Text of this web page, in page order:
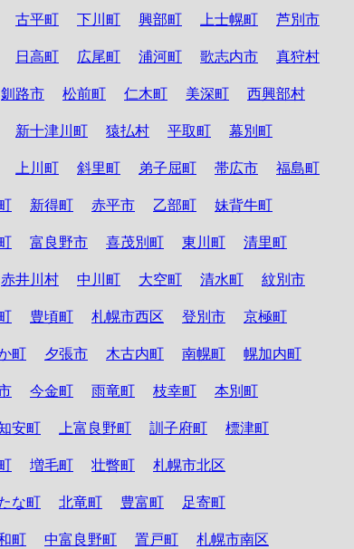
古平町 下川町 興部町 上士幌町 芦別市
日高町 広尾町 浦河町 歌志内市 真狩村
釧路市 松前町 仁木町 美深町 西興部村
新十津川町 猿払村 平取町 幕別町
上川町 斜里町 弟子屈町 帯広市 福島町
新得町 赤平市 乙部町 妹背牛町
富良野市 喜茂別町 東川町 清里町
赤井川村 中川町 大空町 清水町 紋別市
豊頃町 札幌市西区 登別市 京極町
町 夕張市 木古内町 南幌町 幌加内町
今金町 雨竜町 枝幸町 本別町
安町 上富良野町 訓子府町 標津町
増毛町 壮瞥町 札幌市北区
な町 北竜町 豊富町 足寄町
町 中富良野町 置戸町 札幌市南区